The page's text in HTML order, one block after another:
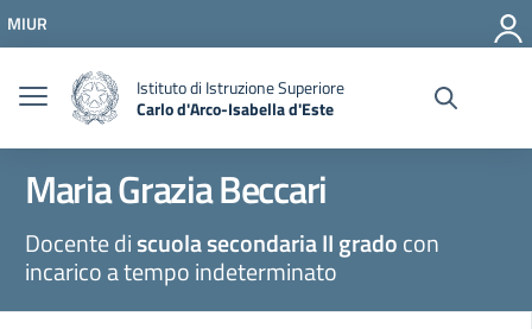
Vai al menu di navigazione
Vai al footer
MIUR
Istituto di Istruzione Superiore
Carlo d'Arco-Isabella d'Este
Maria Grazia Beccari
Docente discuola secondaria II gradocon
incarico a tempo indeterminato